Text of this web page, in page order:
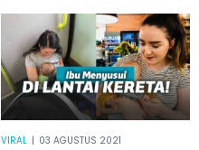
VIRAL | 03 AGUSTUS 2021